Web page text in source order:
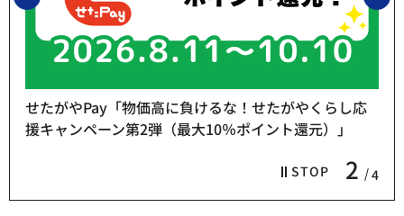
STOP 2 4
せたがやPay「物価高に負けるな！せたがやくらし応
援キャンペーン第2弾（最大10％ポイント還元）」